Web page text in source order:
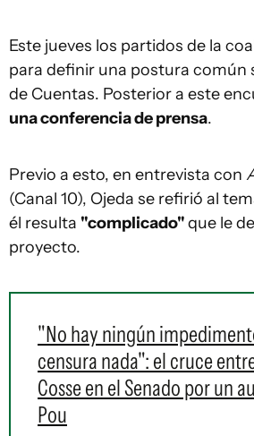
Este jueves los partidos de la
para definir una postura común
de Cuentas. Posterior a este
una conferencia de prensa.
Previo a esto, en entrevista con
(Canal 10), Ojeda se refirió al
él resulta "complicado"que le
proyecto.
"No hay ningún
censura nada": el cruce
Cosse en el Senado por un
Pou